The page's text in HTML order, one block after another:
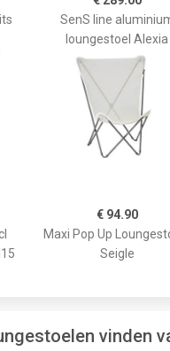
SenS line
loungestoel Alexia
€ 94.90
Maxi Pop Up
Seigle
vinden